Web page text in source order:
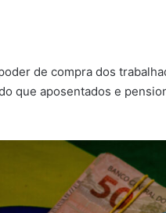
de compra dos
que aposentados e